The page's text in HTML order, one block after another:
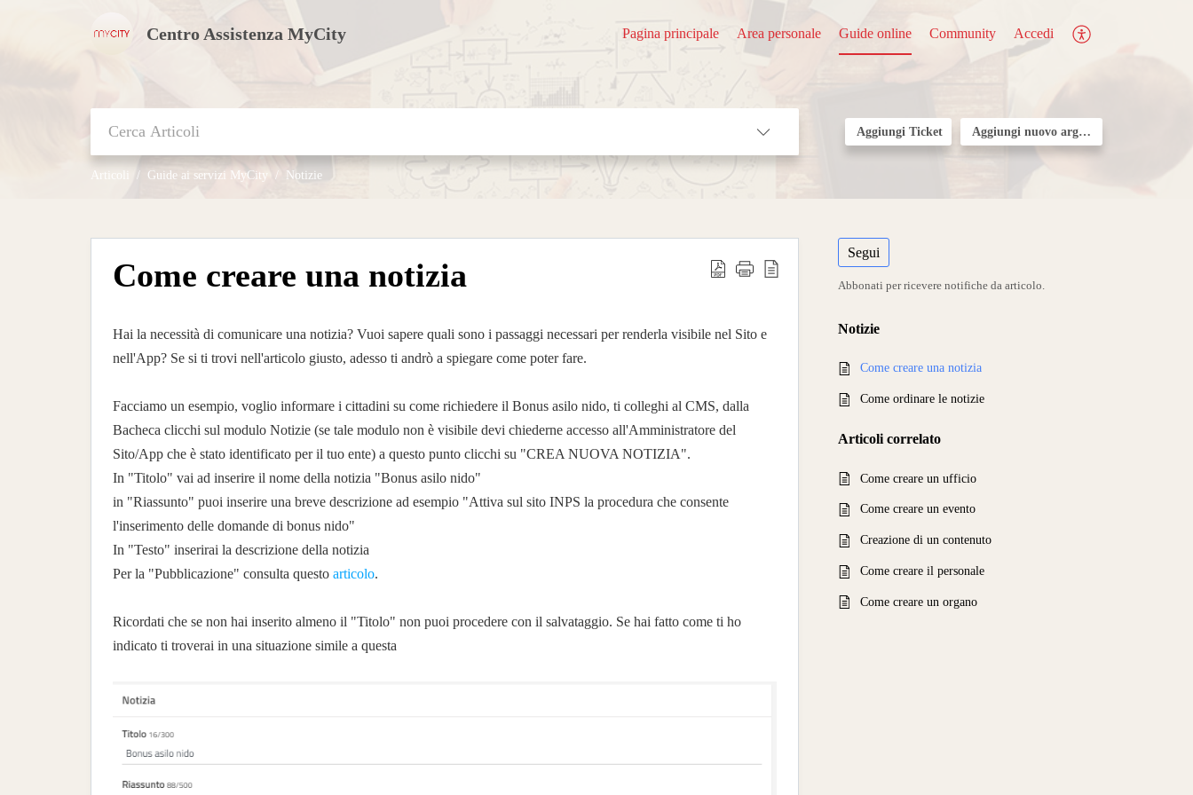
Centro Assistenza MyCity Pagina principale Area personale Guide online Community Accedi
Aggiungi Ticket Aggiungi nuovo argomento
Articoli Guide ai servizi MyCity Notizie
Come creare una notizia
Hai la necessità di comunicare una notizia? Vuoi sapere quali sono i passaggi necessari per renderla visibile nel Sito e
nell'App? Se si ti trovi nell'articolo giusto, adesso ti andrò a spiegare come poter fare.
Facciamo un esempio, voglio informare i cittadini su come richiedere il Bonus asilo nido, ti colleghi al CMS, dalla
Bacheca clicchi sul modulo Notizie (se tale modulo non è visibile devi chiederne accesso all'Amministratore del
Sito/App che è stato identificato per il tuo ente) a questo punto clicchi su "CREA NUOVA NOTIZIA".
In "Titolo" vai ad inserire il nome della notizia "Bonus asilo nido"
in "Riassunto" puoi inserire una breve descrizione ad esempio "Attiva sul sito INPS la procedura che consente
l'inserimento delle domande di bonus nido"
In "Testo" inserirai la descrizione della notizia
Per la "Pubblicazione" consulta questo articolo.
Ricordati che se non hai inserito almeno il "Titolo" non puoi procedere con il salvataggio. Se hai fatto come ti ho
indicato ti troverai in una situazione simile a questa
Segui
Abbonati per ricevere notifiche da articolo.
Notizie
Come creare una notizia
Come ordinare le notizie
Articoli correlato
Come creare un ufficio
Come creare un evento
Creazione di un contenuto
Come creare il personale
Come creare un organo